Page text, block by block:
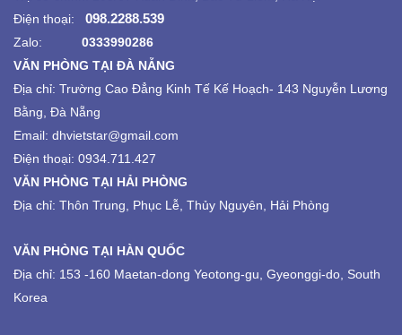
Điện thoại:
098.2288.539
Zalo: 0333990286
VĂN PHÒNG TẠI ĐÀ NẴNG
Địa chỉ: Trường Cao Đẳng Kinh Tế Kế Hoạch- 143 Nguyễn Lương
Bằng, Đà Nẵng
Email: dhvietstar@gmail.com
Điện thoại: 0934.711.427
VĂN PHÒNG TẠI HẢI PHÒNG
Địa chỉ: Thôn Trung, Phục Lễ, Thủy Nguyên, Hải Phòng
VĂN PHÒNG TẠI HÀN QUỐC
Địa chỉ: 153 -160 Maetan-dong Yeotong-gu, Gyeonggi-do, South
Korea